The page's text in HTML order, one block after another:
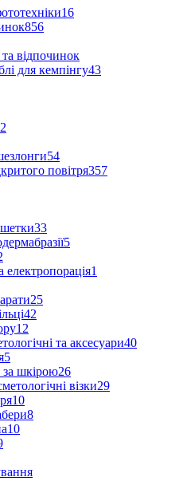
16
856
відпочинок
для кемпінгу43
54
повітря357
33
5
електропорація1
25
42
12
та аксесуари40
5
за шкірою26
візки29
10
8
10